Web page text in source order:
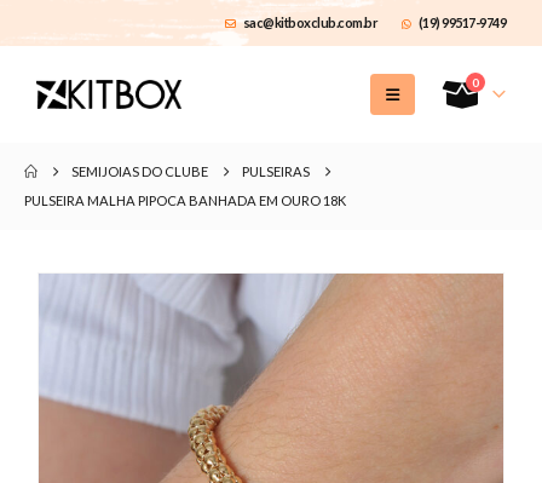
sac@kitboxclub.com.br (19) 99517-9749
0
SEMIJOIAS DO CLUBE
PULSEIRAS
PULSEIRA MALHA PIPOCA BANHADA EM OURO 18K